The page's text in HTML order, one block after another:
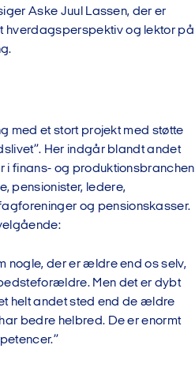
Aske Juul Lassen, der er
hverdagsperspektiv og lektor på
med et stort projekt med støtte
Her indgår blandt andet
finans- og produktionsbranchen
pensionister, ledere,
og pensionskasser.
nogle, der er ældre end os selv,
Men det er dybt
helt andet sted end de ældre
bedre helbred. De er enormt